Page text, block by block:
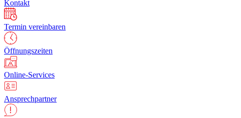
Kontakt
Termin vereinbaren
Öffnungszeiten
Online-Services
Ansprechpartner